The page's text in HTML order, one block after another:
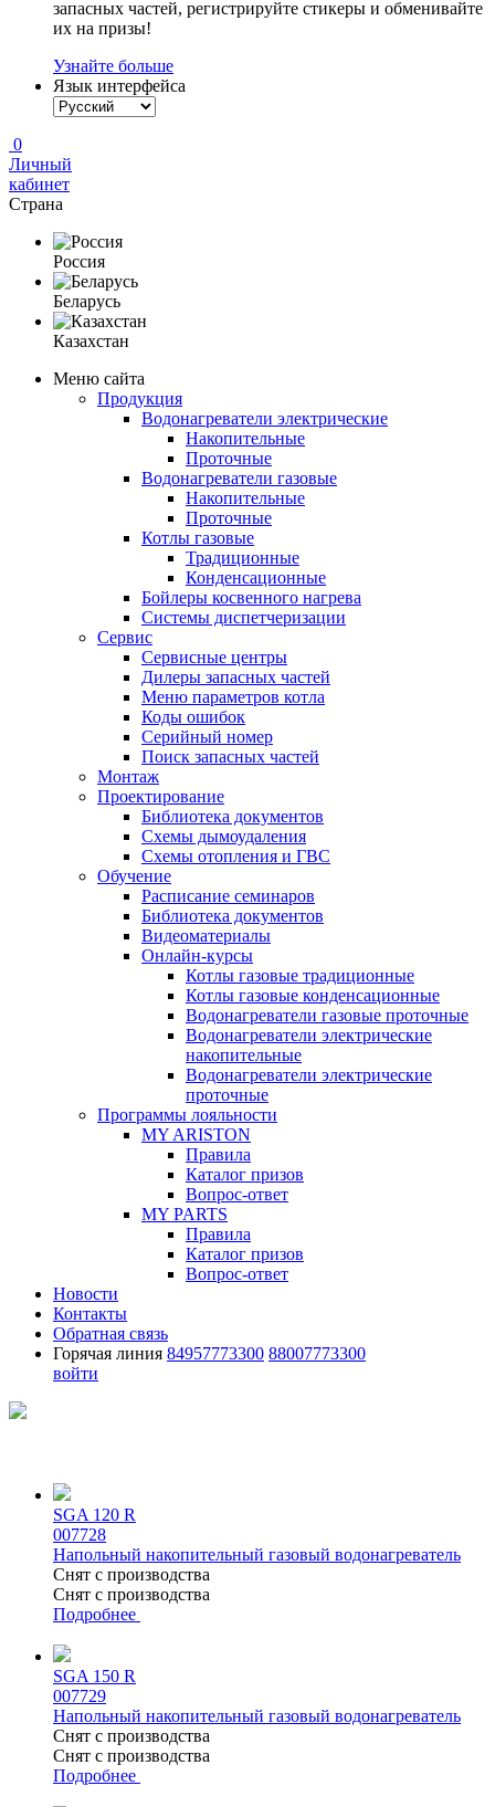
запасных частей, регистрируйте стикеры и обменивайте
их на призы!
Узнайте больше
Язык интерфейса
0
Личный
кабинет
Страна
Россия
Беларусь
Казахстан
Меню сайта
Продукция
Водонагреватели электрические
Накопительные
Проточные
Водонагреватели газовые
Накопительные
Проточные
Котлы газовые
Традиционные
Конденсационные
Бойлеры косвенного нагрева
Системы диспетчеризации
Сервис
Сервисные центры
Дилеры запасных частей
Меню параметров котла
Коды ошибок
Серийный номер
Поиск запасных частей
Монтаж
Проектирование
Библиотека документов
Схемы дымоудаления
Схемы отопления и ГВС
Обучение
Расписание семинаров
Библиотека документов
Видеоматериалы
Онлайн-курсы
Котлы газовые традиционные
Котлы газовые конденсационные
Водонагреватели газовые проточные
Водонагреватели электрические
накопительные
Водонагреватели электрические
проточные
Программы лояльности
MY ARISTON
Правила
Каталог призов
Вопрос-ответ
MY PARTS
Правила
Каталог призов
Вопрос-ответ
Новости
Контакты
Обратная связь
Горячая линия 84957773300 88007773300
войти
SGA 120 R
007728
Напольный накопительный газовый водонагреватель
Снят с производства
Снят с производства
Подробнее
SGA 150 R
007729
Напольный накопительный газовый водонагреватель
Снят с производства
Снят с производства
Подробнее